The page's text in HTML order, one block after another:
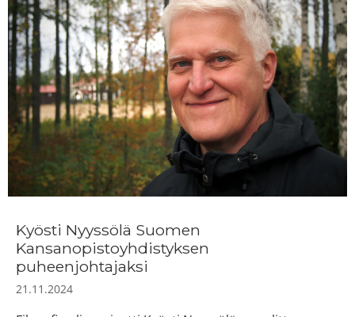
Kyösti Nyyssölä Suomen
Kansanopistoyhdistyksen
puheenjohtajaksi
21.11.2024